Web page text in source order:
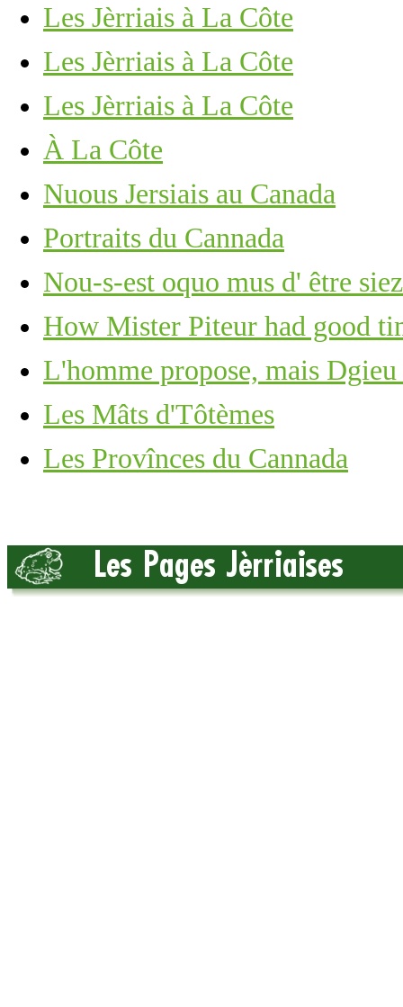
Les Jèrriais à La Côte
Les Jèrriais à La Côte
Les Jèrriais à La Côte
À La Côte
Nuous Jersiais au Canada
Portraits du Cannada
Nou-s-est oquo mus d' être
How Mister Piteur had good
L'homme propose, mais Dgieu
Les Mâts d'Tôtèmes
Les Provînces du Cannada